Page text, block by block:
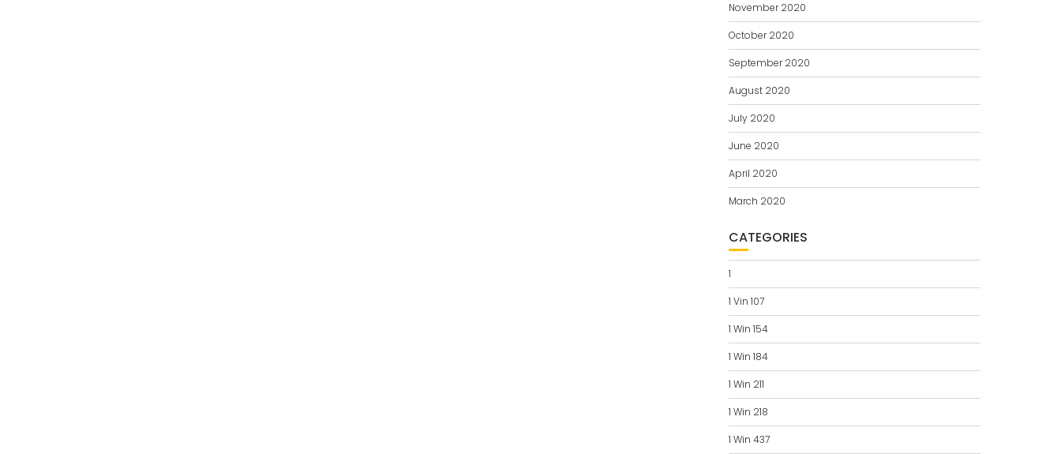
November 2020
October 2020
September 2020
August 2020
July 2020
June 2020
April 2020
March 2020
CATEGORIES
1
1 Vin 107
1 Win 154
1 Win 184
1 Win 211
1 Win 218
1 Win 437